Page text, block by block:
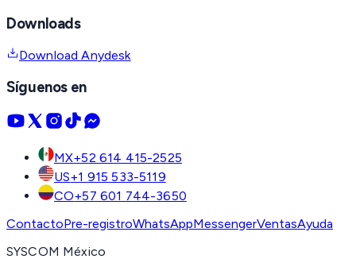
Downloads
Download Anydesk
Síguenos en
MX+52 614 415-2525
US+1 915 533-5119
CO+57 601 744-3650
ContactoPre-registroWhatsAppMessengerVentasAyuda
SYSCOM México